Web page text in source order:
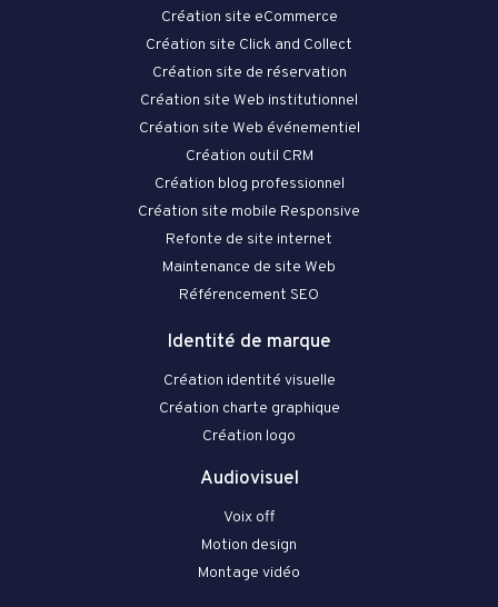
Création site eCommerce
Création site Click and Collect
Création site de réservation
Création site Web institutionnel
Création site Web événementiel
Création outil CRM
Création blog professionnel
Création site mobile Responsive
Refonte de site internet
Maintenance de site Web
Référencement SEO
Identité de marque
Création identité visuelle
Création charte graphique
Création logo
Audiovisuel
Voix off
Motion design
Montage vidéo